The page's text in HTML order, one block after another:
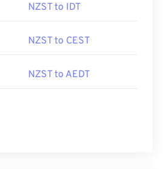
NZST to IDT
NZST to CEST
NZST to AEDT